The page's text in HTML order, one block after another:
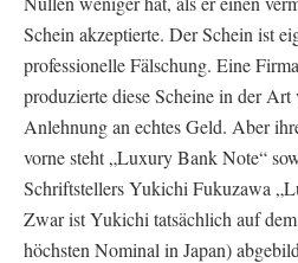
Schein akzeptierte. Der Schein ist
professionelle Fälschung. Eine
produzierte diese Scheine in der Art
Anlehnung an echtes Geld. Aber
vorne steht „Luxury Bank Note“
Schriftstellers Yukichi Fukuzawa
Zwar ist Yukichi tatsächlich auf
höchsten Nominal in Japan)